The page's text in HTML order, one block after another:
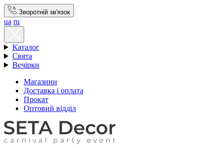
Зворотній зв'язок
ua ru
Каталог
Свята
Вечірки
Магазини
Доставка і оплата
Прокат
Оптовий відділ